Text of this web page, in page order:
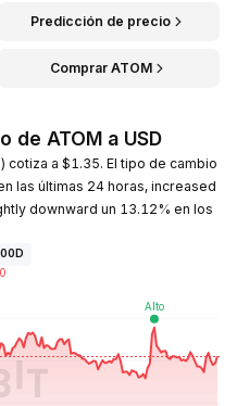
Predicción de precio
Comprar ATOM
de ATOM a USD
cotiza a $1.35. El tipo de cambio
las últimas 24 horas, increased
downward un 13.12% en los